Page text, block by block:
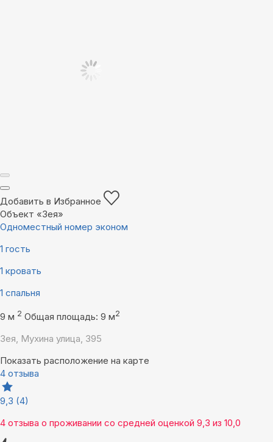
Добавить в Избранное
Объект «Зея»
Одноместный номер эконом
1 гость
1 кровать
1 спальня
9 м 2 Общая площадь: 9 м2
Зея, Мухина улица, 395
Показать расположение на карте
4 отзыва
9,3 (4)
4 отзыва о проживании со средней оценкой 9,3 из 10,0